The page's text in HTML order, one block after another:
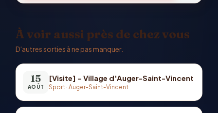
À voir aussi près de chez vous
D'autres sorties à ne pas manquer.
15
AOÛT
[Visite] – Village d'Auger-Saint-Vincent
Sport · Auger-Saint-Vincent